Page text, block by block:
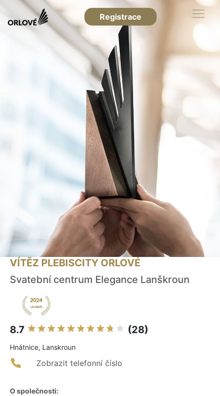
Registrace
VÍTĚZ PLEBISCITY ORLOVÉ
Svatební centrum Elegance Lanškroun
8.7 (28)
Hnátnice, Lanskroun
Zobrazit telefonní číslo
O společnosti: